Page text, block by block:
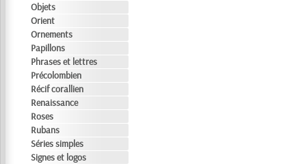
Objets
Orient
Ornements
Papillons
Phrases et lettres
Précolombien
Récif corallien
Renaissance
Roses
Rubans
Séries simples
Signes et logos